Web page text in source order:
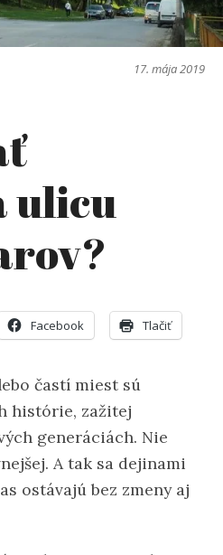
17. mája 2019
ulicu
Facebook Tlačiť
častí miest sú
histórie, zažitej
generáciách. Nie
A tak sa dejinami
ostávajú bez zmeny aj